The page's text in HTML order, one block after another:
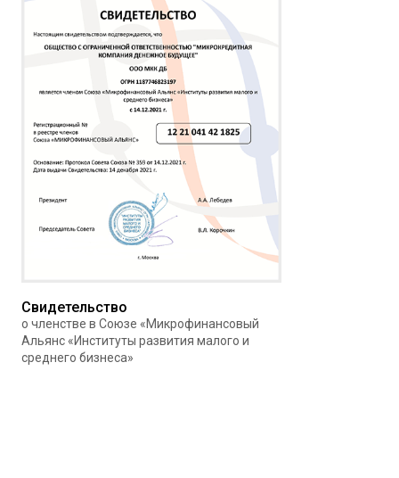
Свидетельство
о членстве в Союзе «Микрофинансовый
Альянс «Институты развития малого и
среднего бизнеса»